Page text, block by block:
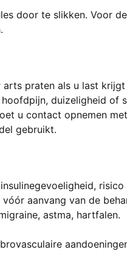
door te slikken. Voor
praten als u last
duizeligheid of
u contact opnemen
gebruikt.
aanvang van de
astma, hartfalen.